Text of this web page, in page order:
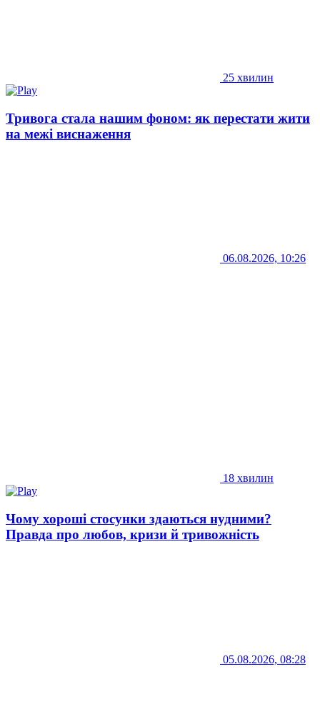
25 хвилин
Тривога стала нашим фоном: як перестати жити
на межі виснаження
06.08.2026, 10:26
18 хвилин
Чому хороші стосунки здаються нудними?
Правда про любов, кризи й тривожність
05.08.2026, 08:28